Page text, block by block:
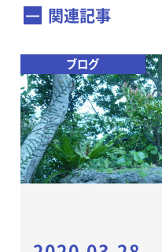
関連記事
ブログ